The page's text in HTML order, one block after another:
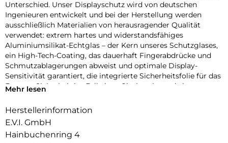
Unterschied. Unser Displayschutz wird von deutschen
Ingenieuren entwickelt und bei der Herstellung werden
ausschließlich Materialien von herausragender Qualität
verwendet: extrem hartes und widerstandsfähiges
Aluminiumsilikat-Echtglas – der Kern unseres Schutzglases,
ein High-Tech-Coating, das dauerhaft Fingerabdrücke und
Schmutzablagerungen abweist und optimale Display-
Sensitivität garantiert, die integrierte Sicherheitsfolie für das
Extra an Sicherheit im Fall eines Glasbruchs und ein
bis zum Rand gewährleistet und zugleich rückstandsfreie
Herstellung unter höchsten Fertigungsstandards mit
lückenloser Qualitätssicherung, bietet DISPLEX bereits seit
Mehr lesen
Herstellerinformation
E.V.I. GmbH
Hainbuchenring 4